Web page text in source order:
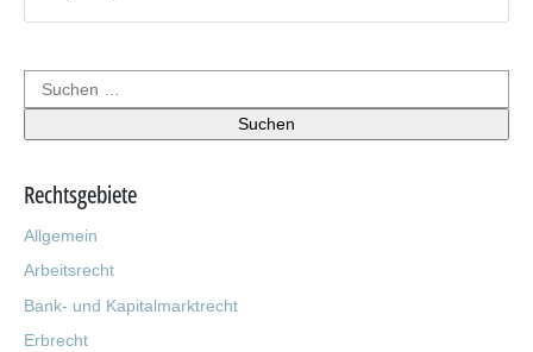
Rechtsgebiete
Allgemein
Arbeitsrecht
Bank- und Kapitalmarktrecht
Erbrecht